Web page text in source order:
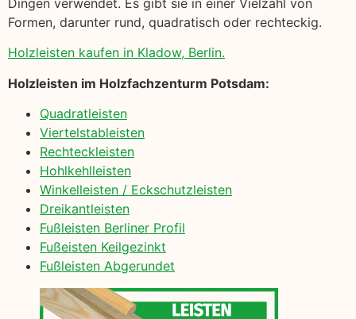
Formen, darunter rund, quadratisch oder rechteckig.
Holzleisten kaufen in Kladow, Berlin.
Holzleisten im Holzfachzenturm Potsdam:
Quadratleisten
Viertelstableisten
Rechteckleisten
Hohlkehlleisten
Winkelleisten / Eckschutzleisten
Dreikantleisten
Fußleisten Berliner Profil
Fußeisten Keilgezinkt
Fußleisten Abgerundet